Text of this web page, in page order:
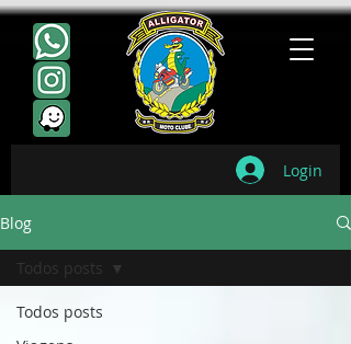
Login
Blog
Todos posts
Todos posts